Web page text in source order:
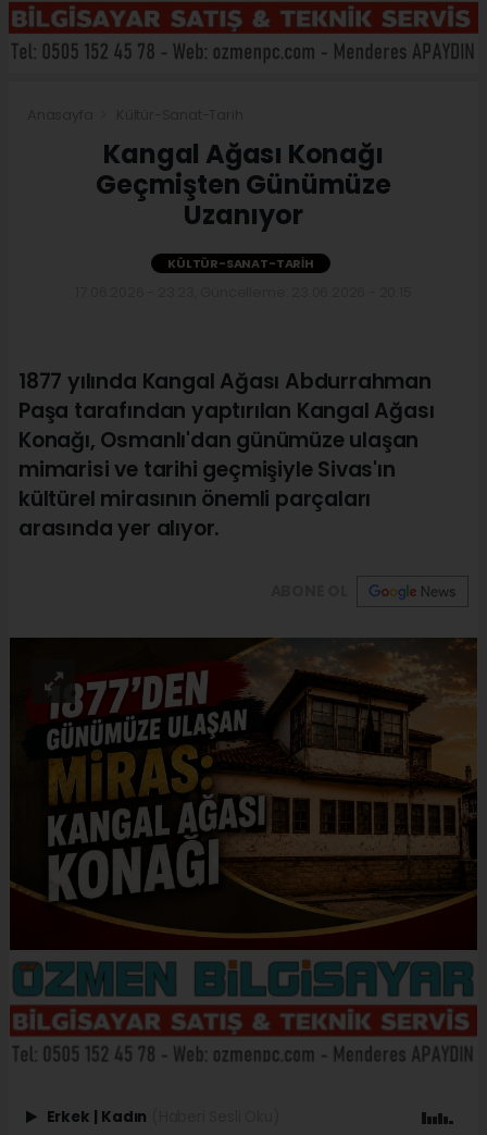
Kangal Ağası Konağı
Geçmişten Günümüze
Uzanıyor
KÜLTÜR-SANAT-TARIH
1877 yılında Kangal Ağası Abdurrahman
Paşa tarafından yaptırılan Kangal Ağası
Konağı, Osmanlı'dan günümüze ulaşan
mimarisi ve tarihi geçmişiyle Sivas'ın
kültürel mirasının önemli parçaları
arasında yer alıyor.
Erkek Kadın